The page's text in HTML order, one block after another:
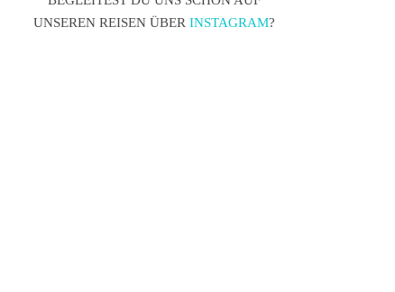
UNSEREN REISEN ÜBER INSTAGRAM?